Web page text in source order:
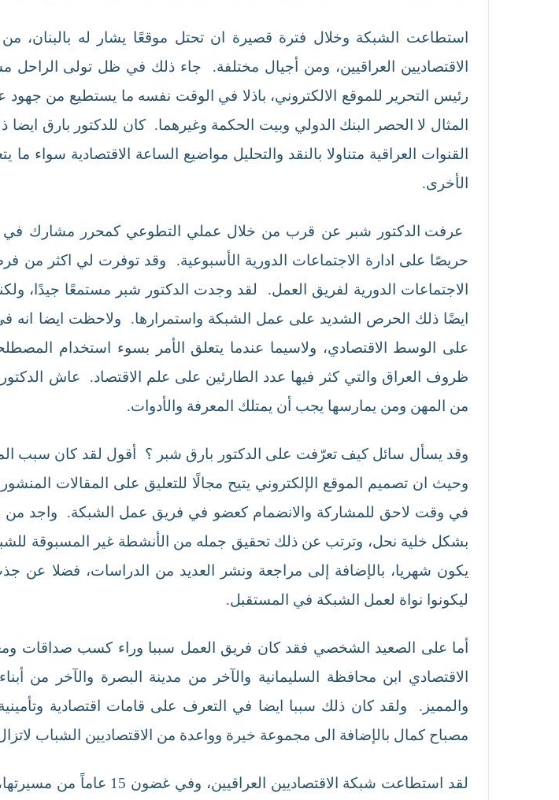
استطاعت الشبكة وخلال فترة قصيرة ان تحتل موقعًا يشار له بالبنان،
الاقتصاديين العراقيين، ومن أجيال مختلفة. جاء ذلك في ظل تولى الراحل
رئيس التحرير للموقع الالكتروني، باذلا في الوقت نفسه ما يستطيع من
المثال لا الحصر البنك الدولي وبيت الحكمة وغيرهما. كان للدكتور بارق
القنوات العراقية متناولا بالنقد والتحليل مواضيع الساعة الاقتصادية سواء
الأخرى.
عرفت الدكتور شبر عن قرب من خلال عملي التطوعي كمحرر مشارك في
حريصًا على ادارة الاجتماعات الدورية الأسبوعية. وقد توفرت لي اكثر
الاجتماعات الدورية لفريق العمل. لقد وجدت الدكتور شبر مستمعًا
ايضًا ذلك الحرص الشديد على عمل الشبكة واستمرارها. ولاحظت ايضا انه
على الوسط الاقتصادي، ولاسيما عندما يتعلق الأمر بسوء استخدام
ظروف العراق والتي كثر فيها عدد الطارئين على علم الاقتصاد. عاش
من المهن ومن يمارسها يجب أن يمتلك المعرفة والأدوات.
وقد يسأل سائل كيف تعرّفت على الدكتور بارق شبر ؟ أقول لقد كان سبب
وحيث ان تصميم الموقع الإلكتروني يتيح مجالًا للتعليق على المقالات
في وقت لاحق للمشاركة والانضمام كعضو في فريق عمل الشبكة. واجد من
بشكل خلية نحل، وترتب عن ذلك تحقيق جمله من الأنشطة غير المسبوقة
يكون شهريا، بالإضافة إلى مراجعة ونشر العديد من الدراسات، فضلا عن
ليكونوا نواة لعمل الشبكة في المستقبل.
أما على الصعيد الشخصي فقد كان فريق العمل سببا وراء كسب صداقات
الاقتصادي ابن محافظة السليمانية والآخر من مدينة البصرة والآخر من
والمميز. ولقد كان ذلك سببا ايضا في التعرف على قامات اقتصادية
مصباح كمال بالإضافة الى مجموعة خيرة وواعدة من الاقتصاديين الشباب
لقد استطاعت شبكة